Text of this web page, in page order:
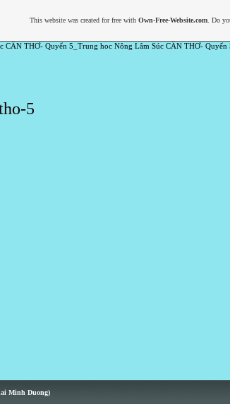
THƠ- Quyển 5_Trung hoc Nông Lâm Súc CẦN THƠ-
5
Minh Duong)
This website was created for free with Own-Free-Website.com. Do